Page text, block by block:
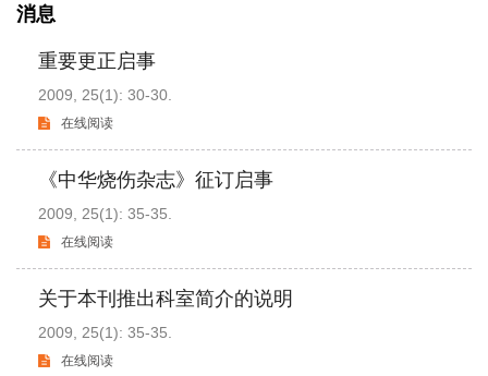
消息
重要更正启事
2009, 25(1): 30-30.
在线阅读
《中华烧伤杂志》征订启事
2009, 25(1): 35-35.
在线阅读
关于本刊推出科室简介的说明
2009, 25(1): 35-35.
在线阅读